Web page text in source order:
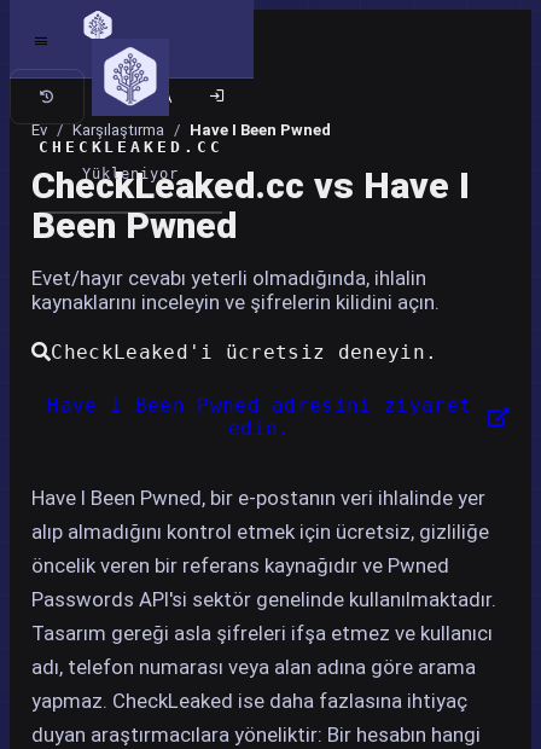
CHECKLEAKED.CC
Yükleniyor
Klasik site
Ev / Karşılaştırma / Have I Been Pwned
CheckLeaked.cc vs Have I
Been Pwned
Evet/hayır cevabı yeterli olmadığında, ihlalin
kaynaklarını inceleyin ve şifrelerin kilidini açın.
CheckLeaked'i ücretsiz deneyin.
Have I Been Pwned adresini ziyaret
edin.
Have I Been Pwned, bir e-postanın veri ihlalinde yer
alıp almadığını kontrol etmek için ücretsiz, gizliliğe
öncelik veren bir referans kaynağıdır ve Pwned
Passwords API'si sektör genelinde kullanılmaktadır.
Tasarım gereği asla şifreleri ifşa etmez ve kullanıcı
adı, telefon numarası veya alan adına göre arama
yapmaz. CheckLeaked ise daha fazlasına ihtiyaç
duyan araştırmacılara yöneliktir: Bir hesabın hangi